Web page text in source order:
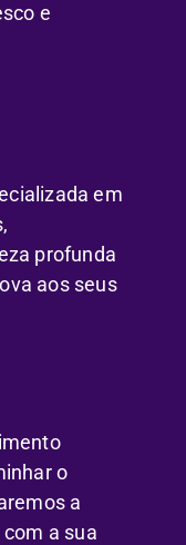
e
em
profunda
aos seus
o
a
a sua